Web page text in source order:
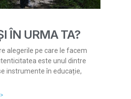
ÎN URMA TA?
alegerile pe care le facem
este unul dintre
instrumente în educație,